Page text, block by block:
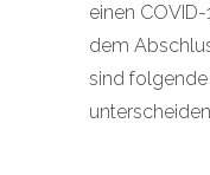
einen
dem
sind